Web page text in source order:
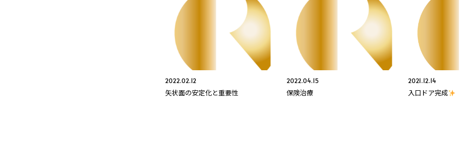
2022.02.12
矢状面の安定化と重要性
2022.04.15
保険治療
2021.12.14
入口ドア完成